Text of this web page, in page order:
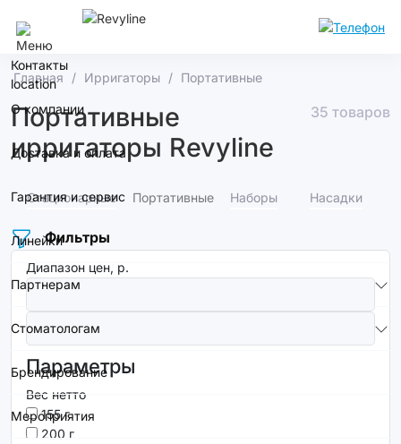
Йошкар-Ола
Контакты
О компании
Доставка и оплата
Гарантия и сервис
Линейки
Партнерам
Стоматологам
Брендирование
Мероприятия
Главная Ирригаторы Портативные
Портативные
ирригаторы Revyline
35 товаров
Стационарные Портативные Наборы Насадки
Фильтры
Диапазон цен, р.
Параметры
Вес нетто
155 г
200 г